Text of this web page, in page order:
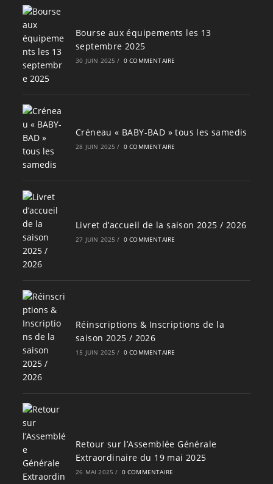
Bourse aux équipements les 13
septembre 2025
30 JUIN 2025 / 0 COMMENTAIRE
Créneau « BABY-BAD » tous les samedis
28 JUIN 2025 / 0 COMMENTAIRE
Livret d’accueil de la saison 2025 / 2026
27 JUIN 2025 / 0 COMMENTAIRE
Réinscriptions & Inscriptions de la
saison 2025 / 2026
15 JUIN 2025 / 0 COMMENTAIRE
Retour sur l’Assemblée Générale
Extraordinaire du 19 mai 2025
26 MAI 2025 / 0 COMMENTAIRE